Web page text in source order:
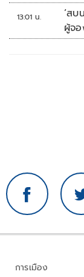
หล
13:01 น.
‘ส
ผู้จอ
การเมือง